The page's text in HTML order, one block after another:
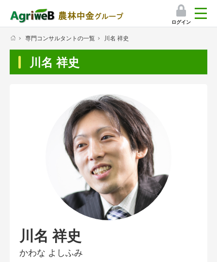
ログイン
マイページ
プレミアムサービスのご紹介
気象情報アプリ
栽培アシストAI
挑戦者たちの奮闘記
会員限定コンテンツ（無料）
AgriweBダイレクトメッセージ
専門コンサルタントの一覧 川名 祥史
川名 祥史
川名 祥史
かわな よしふみ